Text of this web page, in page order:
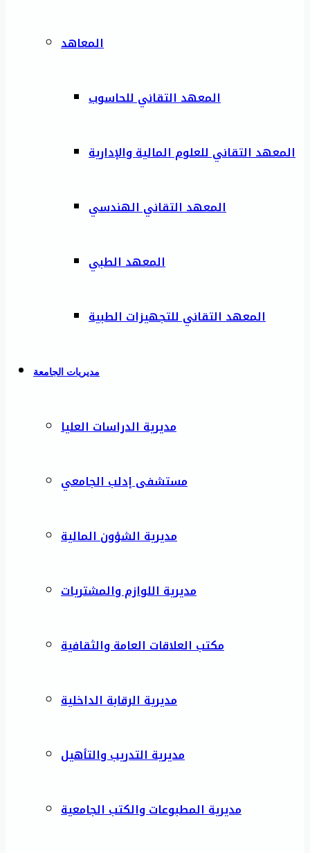
المعاهد
المعهد التقاني للحاسوب
المعهد التقاني للعلوم المالية والإدارية
المعهد التقاني الهندسي
المعهد الطبي
المعهد التقاني للتجهيزات الطبية
مديريات الجامعة
مديرية الدراسات العليا
مستشفى إدلب الجامعي
مديرية الشؤون المالية
مديرية اللوازم والمشتريات
مكتب العلاقات العامة والثقافية
مديرية الرقابة الداخلية
مديرية التدريب والتأهيل
مديرية المطبوعات والكتب الجامعية